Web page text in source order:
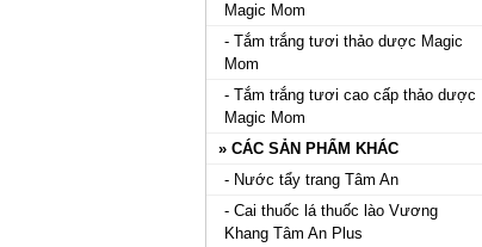
Magic Mom
- Tắm trắng tươi thảo dược Magic
Mom
- Tắm trắng tươi cao cấp thảo dược
Magic Mom
» CÁC SẢN PHẨM KHÁC
- Nước tẩy trang Tâm An
- Cai thuốc lá thuốc lào Vương
Khang Tâm An Plus